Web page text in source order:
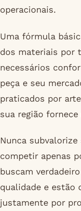
operacionais.
Uma fórmula
dos materiais por
necessários
peça e seu
praticados por
sua região
Nunca
competir apenas
buscam
qualidade e estão
justamente por